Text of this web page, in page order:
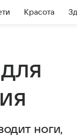
Красота
ноги,